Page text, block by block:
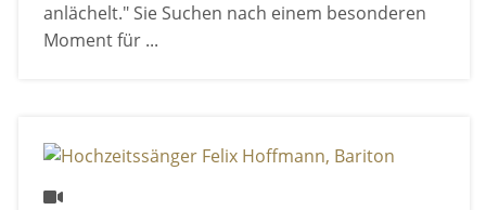
anlächelt." Sie Suchen nach einem besonderen
Moment für ...